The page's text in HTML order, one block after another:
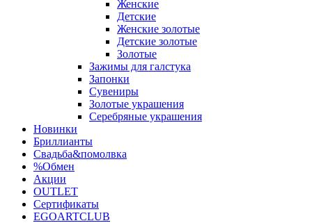
Женские
Детские
Женские золотые
Детские золотые
Золотые
Зажимы для галстука
Запонки
Сувениры
Золотые украшения
Серебряные украшения
Новинки
Бриллианты
Свадьба&помолвка
%Обмен
Акции
OUTLET
Сертификаты
EGOARTCLUB